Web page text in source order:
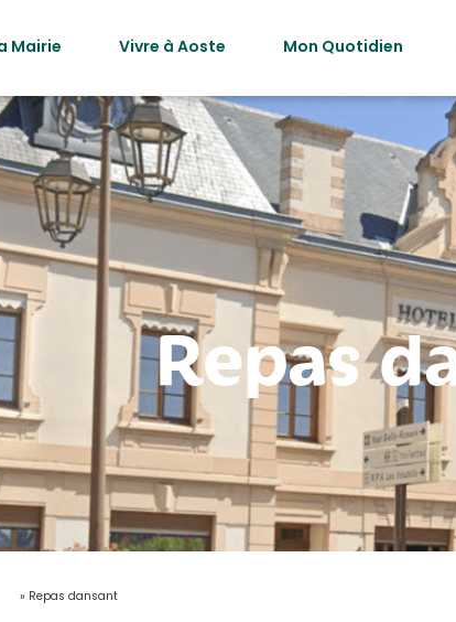
Mairie
Vivre à Aoste Mon Quotidien
Repas
» Repas dansant